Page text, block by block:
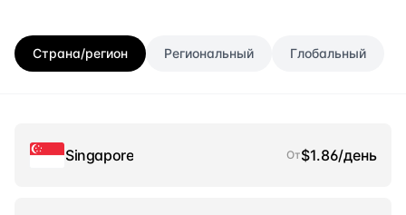
Страна/регион Региональный Глобальный
Singapore От$1.86/день